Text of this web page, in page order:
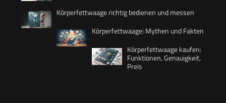
Körperfettwaage richtig bedienen und messen
Körperfettwaage: Mythen und Fakten
Körperfettwaage kaufen:
Funktionen, Genauigkeit,
Preis